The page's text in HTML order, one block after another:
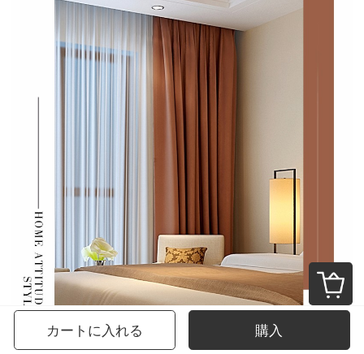
カートに入れる 購入